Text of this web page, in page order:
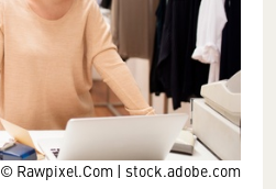
© Rawpixel.Com | stock.adobe.com